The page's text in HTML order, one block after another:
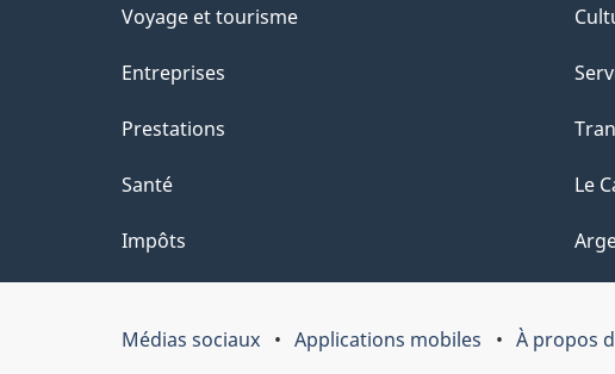
Voyage et tourisme
Entreprises
Prestations
Santé
Impôts
Le
Organisation
Médias sociaux Applications mobiles À propos